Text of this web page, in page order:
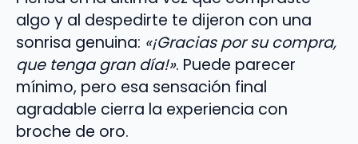
algo y al despedirte te dijeron con una
sonrisa genuina: «¡Gracias por su compra,
que tenga gran día!». Puede parecer
mínimo, pero esa sensación final
agradable cierra la experiencia con
broche de oro.